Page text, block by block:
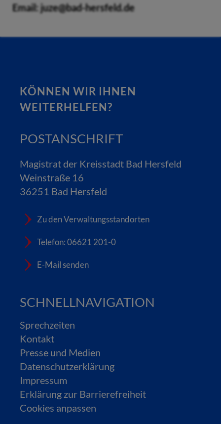
Email: juze@bad-hersfeld.de
KÖNNEN WIR IHNEN
WEITERHELFEN?
POSTANSCHRIFT
Magistrat der Kreisstadt Bad Hersfeld
Weinstraße 16
36251 Bad Hersfeld
Zu den Verwaltungsstandorten
Telefon: 06621 201-0
E-Mail senden
SCHNELLNAVIGATION
Sprechzeiten
Kontakt
Presse und Medien
Datenschutzerklärung
Impressum
Erklärung zur Barrierefreiheit
Cookies anpassen